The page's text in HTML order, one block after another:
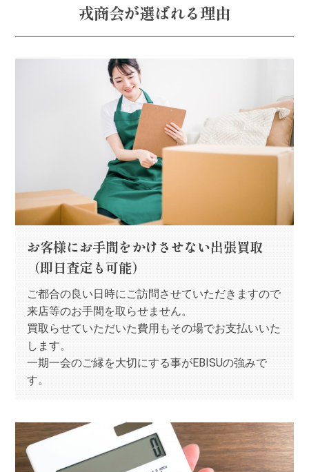
戎商会が選ばれる理由
お客様にお手間をかけさせない出張買取
（即日査定も可能）
ご都合の良い日時にご訪問させていただきますので
来店等のお手間を取らせません。
買取らせていただいた費用もその場でお支払いいた
します。
一期一会のご縁を大切にする事がEBISUの強みで
す。